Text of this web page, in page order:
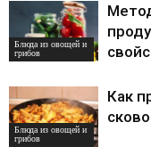
Блюда из овощей и
грибов
Блюда из овощей и
грибов
Как